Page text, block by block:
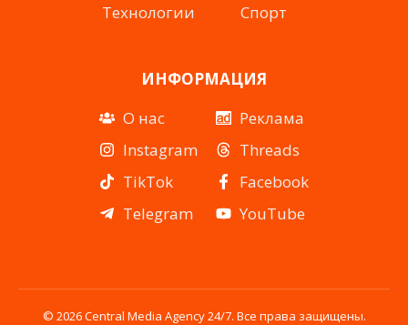
Технологии
Спорт
ИНФОРМАЦИЯ
О нас
Instagram
TikTok
Telegram
Реклама
Threads
Facebook
YouTube
© 2026 Central Media Agency 24/7. Все права защищены.